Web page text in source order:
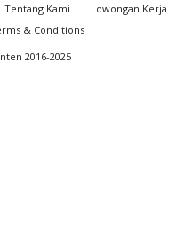
Tentang Kami
Lowongan Kerja
& Conditions
2016-2025